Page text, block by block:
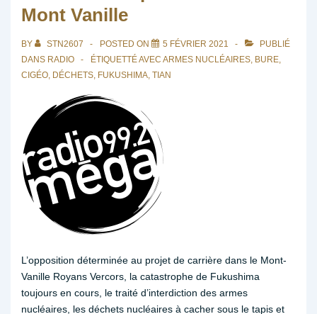
de
fin
? »
partie
Mont Vanille
BY STN2607 POSTED ON 5 FÉVRIER 2021
PUBLIÉ
DANS RADIO ÉTIQUETTÉ AVEC ARMES NUCLÉAIRES BURE
CIGÉO DÉCHETS FUKUSHIMA TIAN
L’opposition déterminée au projet de carrière dans le Mont-
Vanille Royans Vercors, la catastrophe de Fukushima
toujours en cours, le traité d’interdiction des armes
nucléaires, les déchets nucléaires à cacher sous le tapis et